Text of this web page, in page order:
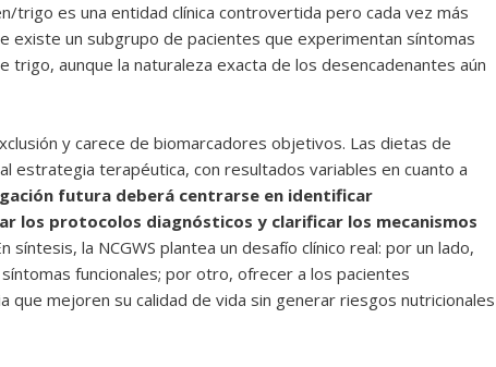
trigo es una entidad clínica controvertida pero cada vez más
existe un subgrupo de pacientes que experimentan síntomas
trigo, aunque la naturaleza exacta de los desencadenantes aún
y carece de biomarcadores objetivos. Las dietas de
estrategia terapéutica, con resultados variables en cuanto a
futura deberá centrarse en identificar
los protocolos diagnósticos y clarificar los mecanismos
síntesis, la NCGWS plantea un desafío clínico real: por un lado,
funcionales; por otro, ofrecer a los pacientes
que mejoren su calidad de vida sin generar riesgos nutricionales